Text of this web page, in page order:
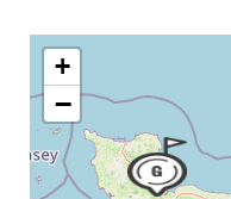
+
−